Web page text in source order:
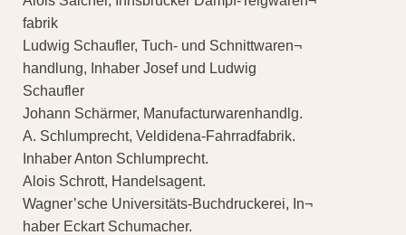
fabrik
Ludwig Schaufler, Tuch- und Schnittwaren¬
handlung, Inhaber Josef und Ludwig
Schaufler
Johann Schärmer, Manufacturwarenhandlg.
A. Schlumprecht, Veldidena-Fahrradfabrik.
Inhaber Anton Schlumprecht.
Alois Schrott, Handelsagent.
Wagner’sche Universitäts-Buchdruckerei, In¬
haber Eckart Schumacher.